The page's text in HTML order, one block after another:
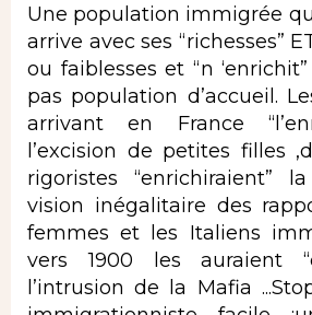
Une population immigrée
arrive avec ses “richesses”
ou faiblesses et “n
pas population d’accueil.
arrivant en France
l’excision de petites filles
rigoristes “enrichiraient”
vision inégalitaire des
femmes et les Italiens
vers 1900 les auraient
l’intrusion de la Mafia